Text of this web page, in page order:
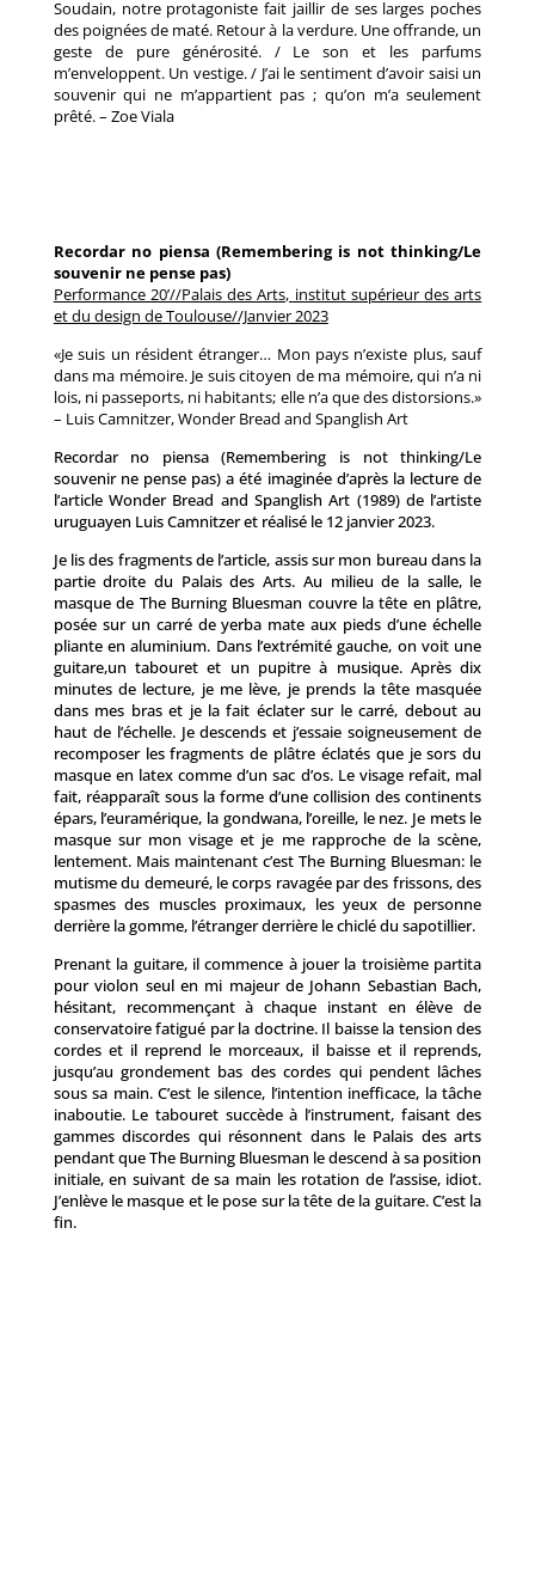
Soudain, notre protagoniste fait jaillir de ses larges poches
des poignées de maté. Retour à la verdure. Une offrande, un
geste de pure générosité. / Le son et les parfums
m’enveloppent. Un vestige. / J’ai le sentiment d’avoir saisi un
souvenir qui ne m’appartient pas ; qu’on m’a seulement
prêté. – Zoe Viala
Recordar no piensa (Remembering is not thinking/Le
souvenir ne pense pas)
Performance 20’//Palais des Arts, institut supérieur des arts
et du design de Toulouse//Janvier 2023
«Je suis un résident étranger… Mon pays n’existe plus, sauf
dans ma mémoire. Je suis citoyen de ma mémoire, qui n’a ni
lois, ni passeports, ni habitants; elle n’a que des distorsions.»
– Luis Camnitzer, Wonder Bread and Spanglish Art
Recordar no piensa (Remembering is not thinking/Le
souvenir ne pense pas) a été imaginée d’après la lecture de
l’article Wonder Bread and Spanglish Art (1989) de l’artiste
uruguayen Luis Camnitzer et réalisé le 12 janvier 2023.
Je lis des fragments de l’article, assis sur mon bureau dans la
partie droite du Palais des Arts. Au milieu de la salle, le
masque de The Burning Bluesman couvre la tête en plâtre,
posée sur un carré de yerba mate aux pieds d’une échelle
pliante en aluminium. Dans l’extrémité gauche, on voit une
guitare,un tabouret et un pupitre à musique. Après dix
minutes de lecture, je me lève, je prends la tête masquée
dans mes bras et je la fait éclater sur le carré, debout au
haut de l’échelle. Je descends et j’essaie soigneusement de
recomposer les fragments de plâtre éclatés que je sors du
masque en latex comme d’un sac d’os. Le visage refait, mal
fait, réapparaît sous la forme d’une collision des continents
épars, l’euramérique, la gondwana, l’oreille, le nez. Je mets le
masque sur mon visage et je me rapproche de la scène,
lentement. Mais maintenant c’est The Burning Bluesman: le
mutisme du demeuré, le corps ravagée par des frissons, des
spasmes des muscles proximaux, les yeux de personne
derrière la gomme, l’étranger derrière le chiclé du sapotillier.
Prenant la guitare, il commence à jouer la troisième partita
pour violon seul en mi majeur de Johann Sebastian Bach,
hésitant, recommençant à chaque instant en élève de
conservatoire fatigué par la doctrine. Il baisse la tension des
cordes et il reprend le morceaux, il baisse et il reprends,
jusqu’au grondement bas des cordes qui pendent lâches
sous sa main. C’est le silence, l’intention inefficace, la tâche
inaboutie. Le tabouret succède à l’instrument, faisant des
gammes discordes qui résonnent dans le Palais des arts
pendant que The Burning Bluesman le descend à sa position
initiale, en suivant de sa main les rotation de l’assise, idiot.
J’enlève le masque et le pose sur la tête de la guitare. C’est la
fin.